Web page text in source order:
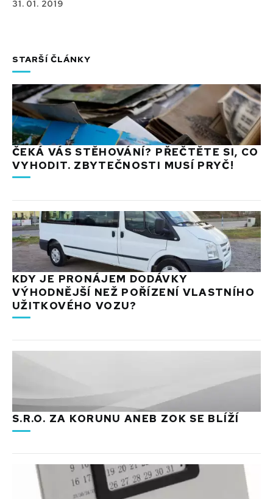
31. 01. 2019
STARŠÍ ČLÁNKY
ČEKÁ VÁS STĚHOVÁNÍ? PŘEČTĚTE SI, CO
VYHODIT. ZBYTEČNOSTI MUSÍ PRYČ!
KDY JE PRONÁJEM DODÁVKY
VÝHODNĚJŠÍ NEŽ POŘÍZENÍ VLASTNÍHO
UŽITKOVÉHO VOZU?
S.R.O. ZA KORUNU ANEB ZOK SE BLÍŽÍ